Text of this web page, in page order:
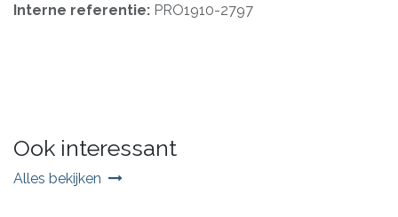
Interne referentie: PRO1910-2797
Ook interessant
Alles bekijken